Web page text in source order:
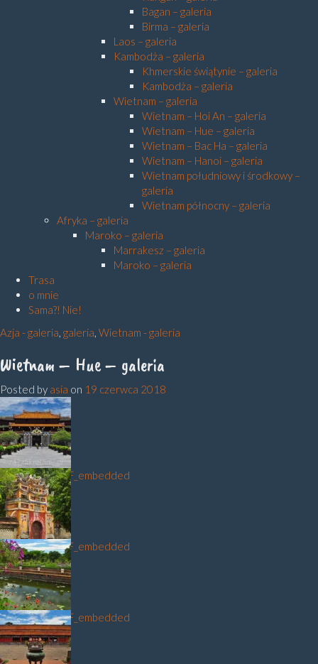
Bagan – galeria
Birma – galeria
Laos – galeria
Kambodża – galeria
Khmerskie świątynie – galeria
Kambodża – galeria
Wietnam – galeria
Wietnam – Hoi An – galeria
Wietnam – Hue – galeria
Wietnam – Bac Ha – galeria
Wietnam – Hanoi – galeria
Wietnam południowy i środkowy –
galeria
Wietnam północny – galeria
Afryka – galeria
Maroko – galeria
Marrakesz – galeria
Maroko – galeria
Trasa
o mnie
Sama?! Nie!
Azja - galeria galeria Wietnam - galeria
Wietnam – Hue – galeria
Posted by asia on 19 czerwca 2018
DSC_9310_NEF_embedded
DSC_9290_NEF_embedded
DSC_9350_NEF_embedded